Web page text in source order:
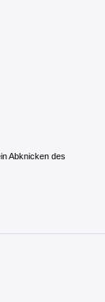
Abknicken des